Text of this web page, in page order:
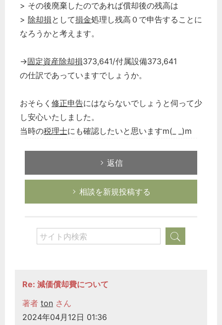
> その後廃棄したのであれば償却後の残高は
> 除却損として損金処理し残高０で申告することに
なろうかと考えます。
→固定資産除却損373,641/付属設備373,641
の仕訳であっていますでしょうか。
おそらく 修正申告にはならないでしょうと伺って少
し安心いたしました。
当時の税理士にも確認したいと思いますm(_ _)m
返信
相談を新規投稿する
Re: 減価償却費について
著者 ton さん
2024年04月12日 01:36